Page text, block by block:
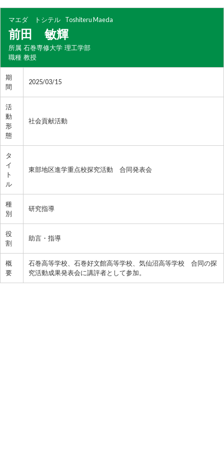
マエダ トシテル Toshiteru Maeda
前田 敏輝
所属 石巻専修大学 理工学部
職種 教授
期
間
2025/03/15
活
動
形
態
社会貢献活動
タ
イ
ト
ル
東部地区進学重点校探究活動 合同発表会
種
別
研究指導
役
割
助言・指導
概
要
石巻高等学校、石巻好文館高等学校、気仙沼高等学校 合同の探
究活動成果発表会に講評者として参加。